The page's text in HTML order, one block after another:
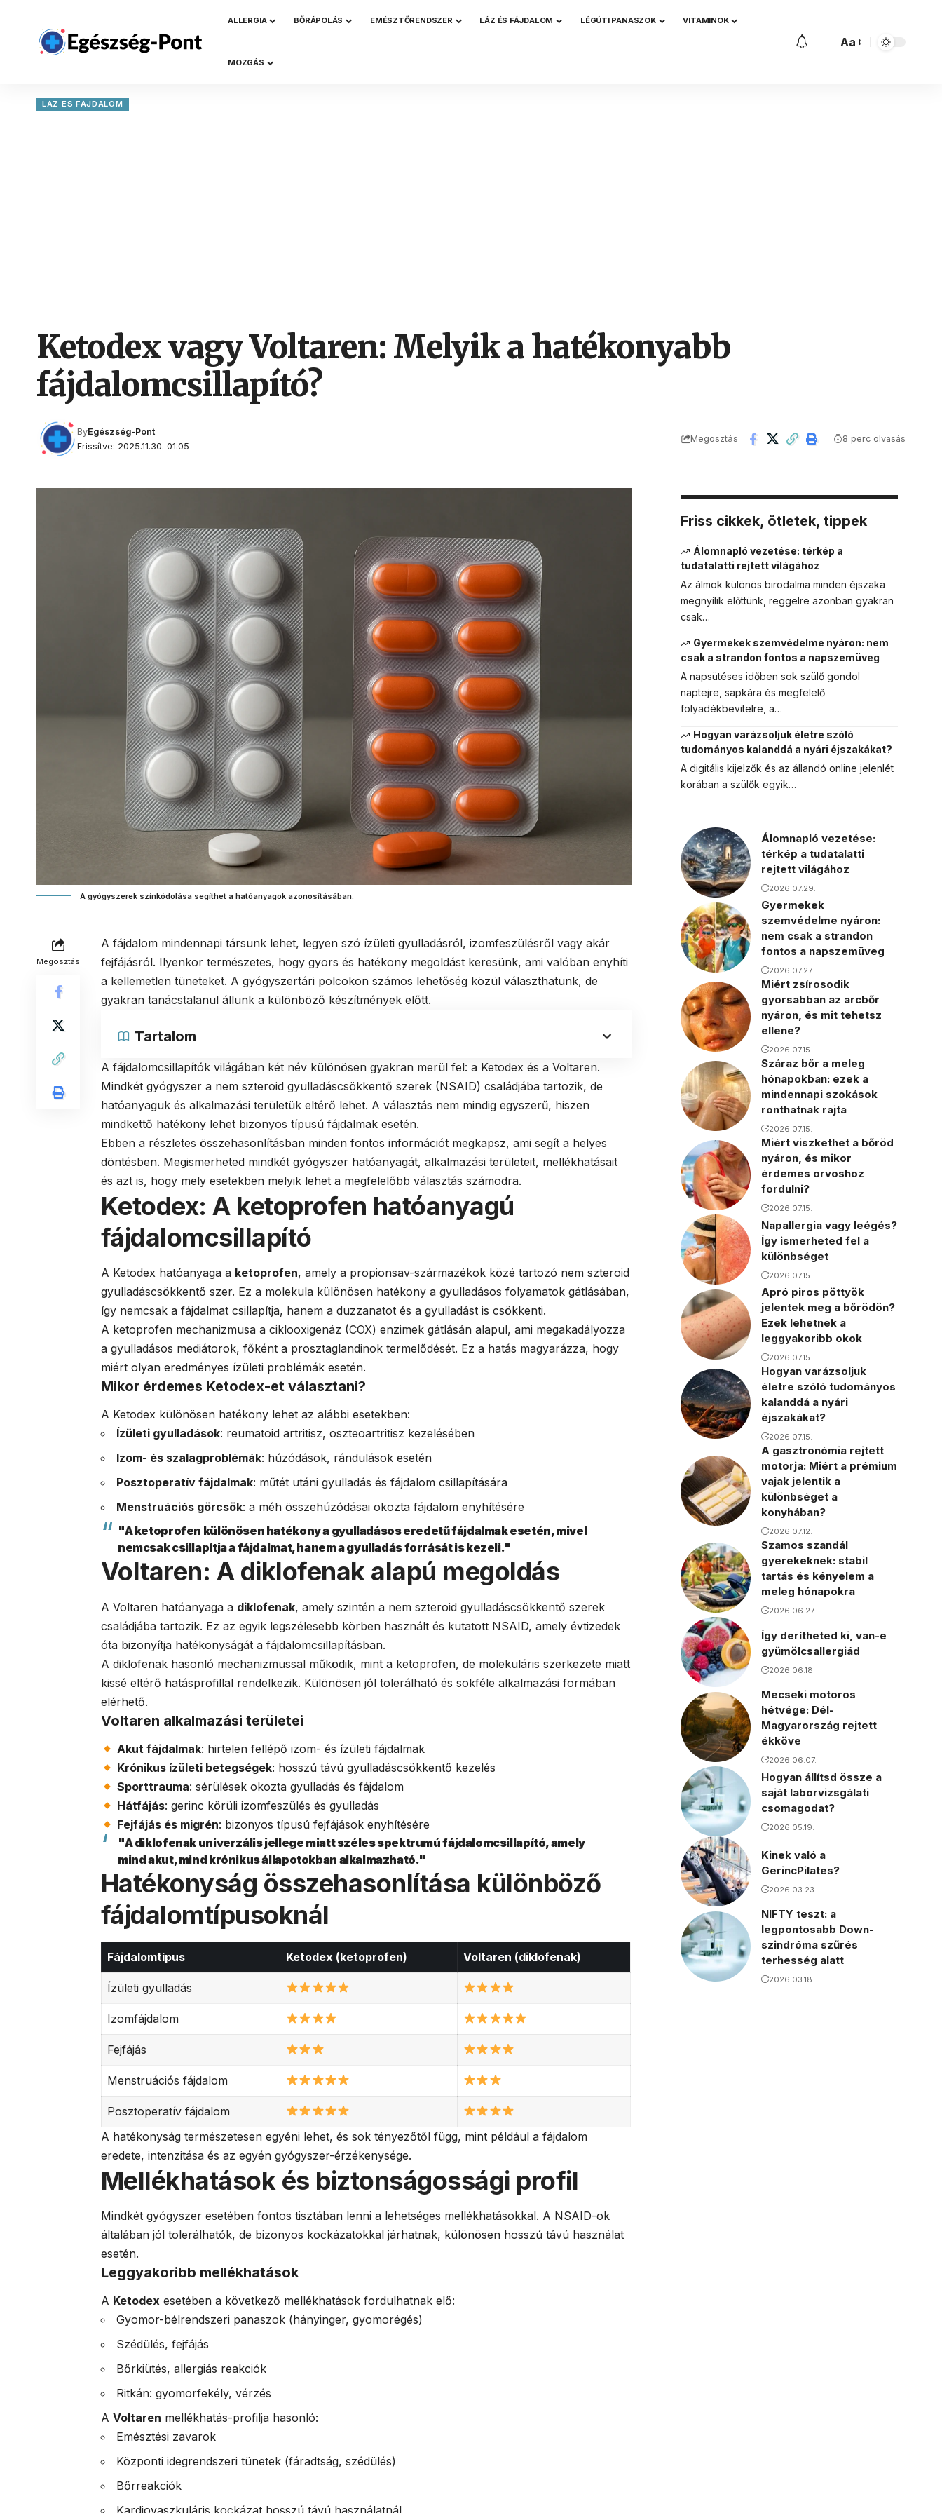
ALLERGIA BŐRÁPOLÁS EMÉSZTŐRENDSZER LÁZ ÉS FÁJDALOM LÉGÚTI PANASZOK VITAMINOK
MOZGÁS
Aa
LÁZ ÉS FÁJDALOM
Ketodex vagy Voltaren: Melyik a hatékonyabb
fájdalomcsillapító?
Frissítve: 2025.11.30. 01:05
ByEgészség-Pont
Megosztás 8 perc olvasás
A gyógyszerek színkódolása segíthet a hatóanyagok azonosításában.
Megosztás
A fájdalom mindennapi társunk lehet, legyen szó ízületi gyulladásról, izomfeszülésről vagy akár
fejfájásról. Ilyenkor természetes, hogy gyors és hatékony megoldást keresünk, ami valóban enyhíti
a kellemetlen tüneteket. A gyógyszertári polcokon számos lehetőség közül választhatunk, de
gyakran tanácstalanul állunk a különböző készítmények előtt.
Tartalom
A fájdalomcsillapítók világában két név különösen gyakran merül fel: a Ketodex és a Voltaren.
Mindkét gyógyszer a nem szteroid gyulladáscsökkentő szerek (NSAID) családjába tartozik, de
hatóanyaguk és alkalmazási területük eltérő lehet. A választás nem mindig egyszerű, hiszen
mindkettő hatékony lehet bizonyos típusú fájdalmak esetén.
Ebben a részletes összehasonlításban minden fontos információt megkapsz, ami segít a helyes
döntésben. Megismerheted mindkét gyógyszer hatóanyagát, alkalmazási területeit, mellékhatásait
és azt is, hogy mely esetekben melyik lehet a megfelelőbb választás számodra.
Ketodex: A ketoprofen hatóanyagú
fájdalomcsillapító
A Ketodex hatóanyaga a ketoprofen, amely a propionsav-származékok közé tartozó nem szteroid
gyulladáscsökkentő szer. Ez a molekula különösen hatékony a gyulladásos folyamatok gátlásában,
így nemcsak a fájdalmat csillapítja, hanem a duzzanatot és a gyulladást is csökkenti.
A ketoprofen mechanizmusa a ciklooxigenáz (COX) enzimek gátlásán alapul, ami megakadályozza
a gyulladásos mediátorok, főként a prosztaglandinok termelődését. Ez a hatás magyarázza, hogy
miért olyan eredményes ízületi problémák esetén.
Mikor érdemes Ketodex-et választani?
A Ketodex különösen hatékony lehet az alábbi esetekben:
Ízületi gyulladások: reumatoid artritisz, oszteoartritisz kezelésében
Izom- és szalagproblémák: húzódások, rándulások esetén
Posztoperatív fájdalmak: műtét utáni gyulladás és fájdalom csillapítására
Menstruációs görcsök: a méh összehúzódásai okozta fájdalom enyhítésére
"A ketoprofen különösen hatékony a gyulladásos eredetű fájdalmak esetén, mivel
nemcsak csillapítja a fájdalmat, hanem a gyulladás forrását is kezeli."
Voltaren: A diklofenak alapú megoldás
A Voltaren hatóanyaga a diklofenak, amely szintén a nem szteroid gyulladáscsökkentő szerek
családjába tartozik. Ez az egyik legszélesebb körben használt és kutatott NSAID, amely évtizedek
óta bizonyítja hatékonyságát a fájdalomcsillapításban.
A diklofenak hasonló mechanizmussal működik, mint a ketoprofen, de molekuláris szerkezete miatt
kissé eltérő hatásprofillal rendelkezik. Különösen jól tolerálható és sokféle alkalmazási formában
elérhető.
Voltaren alkalmazási területei
Akut fájdalmak: hirtelen fellépő izom- és ízületi fájdalmak
Krónikus ízületi betegségek: hosszú távú gyulladáscsökkentő kezelés
Sporttrauma: sérülések okozta gyulladás és fájdalom
Hátfájás: gerinc körüli izomfeszülés és gyulladás
Fejfájás és migrén: bizonyos típusú fejfájások enyhítésére
"A diklofenak univerzális jellege miatt széles spektrumú fájdalomcsillapító, amely
mind akut, mind krónikus állapotokban alkalmazható."
Hatékonyság összehasonlítása különböző
fájdalomtípusoknál
Fájdalomtípus Ketodex (ketoprofen) Voltaren (diklofenak)
Ízületi gyulladás
Izomfájdalom
Fejfájás
Menstruációs fájdalom
Posztoperatív fájdalom
A hatékonyság természetesen egyéni lehet, és sok tényezőtől függ, mint például a fájdalom
eredete, intenzitása és az egyén gyógyszer-érzékenysége.
Mellékhatások és biztonságossági profil
Mindkét gyógyszer esetében fontos tisztában lenni a lehetséges mellékhatásokkal. A NSAID-ok
általában jól tolerálhatók, de bizonyos kockázatokkal járhatnak, különösen hosszú távú használat
esetén.
Leggyakoribb mellékhatások
A Ketodex esetében a következő mellékhatások fordulhatnak elő:
Gyomor-bélrendszeri panaszok (hányinger, gyomorégés)
Szédülés, fejfájás
Bőrkiütés, allergiás reakciók
Ritkán: gyomorfekély, vérzés
A Voltaren mellékhatás-profilja hasonló:
Emésztési zavarok
Központi idegrendszeri tünetek (fáradtság, szédülés)
Bőrreakciók
Friss cikkek, ötletek, tippek
Álomnapló vezetése: térkép a
tudatalatti rejtett világához
Az álmok különös birodalma minden éjszaka
megnyílik előttünk, reggelre azonban gyakran
csak…
Gyermekek szemvédelme nyáron: nem
csak a strandon fontos a napszemüveg
A napsütéses időben sok szülő gondol
naptejre, sapkára és megfelelő
folyadékbevitelre, a…
Hogyan varázsoljuk életre szóló
tudományos kalanddá a nyári éjszakákat?
A digitális kijelzők és az állandó online jelenlét
korában a szülők egyik…
Álomnapló vezetése:
térkép a tudatalatti
rejtett világához
2026.07.29.
Gyermekek
szemvédelme nyáron:
nem csak a strandon
fontos a napszemüveg
2026.07.27.
Miért zsírosodik
gyorsabban az arcbőr
nyáron, és mit tehetsz
ellene?
2026.07.15.
Száraz bőr a meleg
hónapokban: ezek a
mindennapi szokások
ronthatnak rajta
2026.07.15.
Miért viszkethet a bőröd
nyáron, és mikor
érdemes orvoshoz
fordulni?
2026.07.15.
Napallergia vagy leégés?
Így ismerheted fel a
különbséget
2026.07.15.
Apró piros pöttyök
jelentek meg a bőrödön?
Ezek lehetnek a
leggyakoribb okok
2026.07.15.
Hogyan varázsoljuk
életre szóló tudományos
kalanddá a nyári
éjszakákat?
2026.07.15.
A gasztronómia rejtett
motorja: Miért a prémium
vajak jelentik a
különbséget a
konyhában?
2026.07.12.
Szamos szandál
gyerekeknek: stabil
tartás és kényelem a
meleg hónapokra
2026.06.27.
Így derítheted ki, van-e
gyümölcsallergiád
2026.06.18.
Mecseki motoros
hétvége: Dél-
Magyarország rejtett
ékköve
2026.06.07.
Hogyan állítsd össze a
saját laborvizsgálati
csomagodat?
2026.05.19.
Kinek való a
GerincPilates?
2026.03.23.
NIFTY teszt: a
legpontosabb Down-
szindróma szűrés
terhesség alatt
2026.03.18.